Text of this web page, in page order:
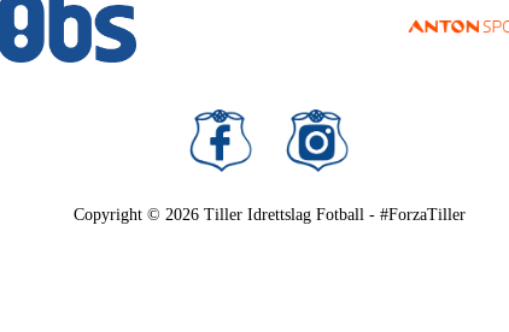
Copyright © 2026 Tiller Idrettslag Fotball - #ForzaTiller